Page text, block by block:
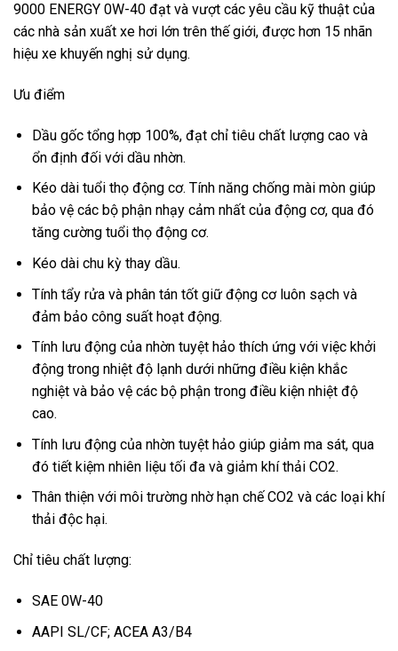
9000 ENERGY 0W-40 đạt và vượt các yêu cầu kỹ thuật của
các nhà sản xuất xe hơi lớn trên thế giới, được hơn 15 nhãn
hiệu xe khuyến nghị sử dụng.
Ưu điểm
Dầu gốc tổng hợp 100%, đạt chỉ tiêu chất lượng cao và
ổn định đối với dầu nhờn.
Kéo dài tuổi thọ động cơ. Tính năng chống mài mòn giúp
bảo vệ các bộ phận nhạy cảm nhất của động cơ, qua đó
tăng cường tuổi thọ động cơ.
Kéo dài chu kỳ thay dầu.
Tính tẩy rửa và phân tán tốt giữ động cơ luôn sạch và
đảm bảo công suất hoạt động.
Tính lưu động của nhờn tuyệt hảo thích ứng với việc khởi
động trong nhiệt độ lạnh dưới những điều kiện khắc
nghiệt và bảo vệ các bộ phận trong điều kiện nhiệt độ
cao.
Tính lưu động của nhờn tuyệt hảo giúp giảm ma sát, qua
đó tiết kiệm nhiên liệu tối đa và giảm khí thải CO2.
Thân thiện với môi trường nhờ hạn chế CO2 và các loại khí
thải độc hại.
Chỉ tiêu chất lượng:
SAE 0W-40
AAPI SL/CF; ACEA A3/B4